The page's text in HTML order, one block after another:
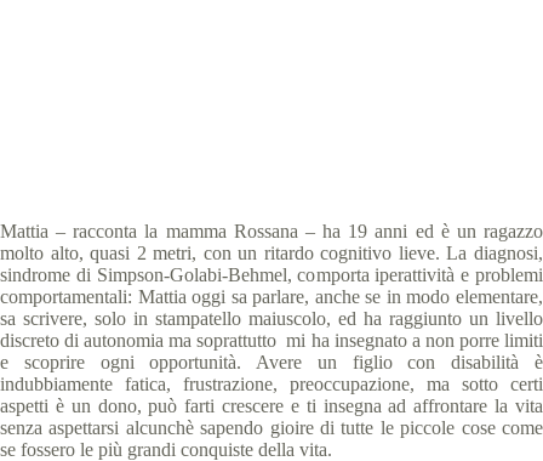
Mattia – racconta la mamma Rossana – ha 19 anni ed è un ragazzo
molto alto, quasi 2 metri, con un ritardo cognitivo lieve. La diagnosi,
sindrome di Simpson-Golabi-Behmel, comporta iperattività e problemi
comportamentali: Mattia oggi sa parlare, anche se in modo elementare,
sa scrivere, solo in stampatello maiuscolo, ed ha raggiunto un livello
discreto di autonomia ma soprattutto mi ha insegnato a non porre limiti
e scoprire ogni opportunità. Avere un figlio con disabilità è
indubbiamente fatica, frustrazione, preoccupazione, ma sotto certi
aspetti è un dono, può farti crescere e ti insegna ad affrontare la vita
senza aspettarsi alcunchè sapendo gioire di tutte le piccole cose come
se fossero le più grandi conquiste della vita.